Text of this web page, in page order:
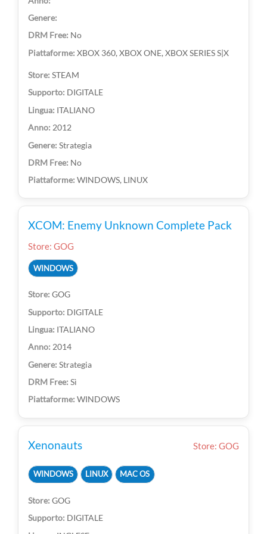
No
XBOX 360, XBOX ONE, XBOX SERIES S|X
STEAM
DIGITALE
ITALIANO
2012
Strategia
No
WINDOWS, LINUX
XCOM: Enemy Unknown Complete Pack
Store: GOG
WINDOWS
GOG
DIGITALE
ITALIANO
2014
Strategia
Sì
WINDOWS
Xenonauts Store: GOG
WINDOWS LINUX MAC OS
GOG
DIGITALE